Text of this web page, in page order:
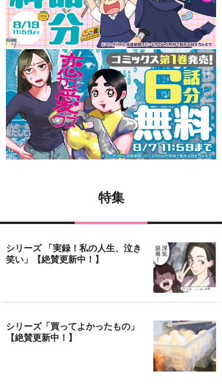
特集
シリーズ 「実録！私の人生、泣き
笑い」【絶賛更新中！】
シリーズ「買ってよかったもの」
【絶賛更新中！】